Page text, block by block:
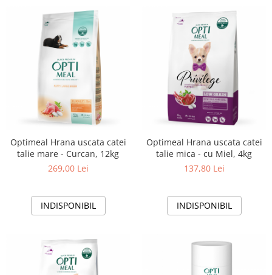
Optimeal Hrana uscata catei
talie mare - Curcan, 12kg
269,00 Lei
INDISPONIBIL
Optimeal Hrana uscata catei
talie mica - cu Miel, 4kg
137,80 Lei
INDISPONIBIL